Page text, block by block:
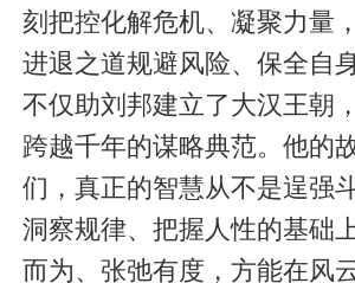
刻把控化解危机、凝聚力量
进退之道规避风险、保全自
不仅助刘邦建立了大汉王朝
跨越千年的谋略典范。他的
们，真正的智慧从不是逞强
洞察规律、把握人性的基础
而为、张弛有度，方能在风